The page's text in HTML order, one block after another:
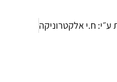
ע״י: ח.י אלקטרוניקה